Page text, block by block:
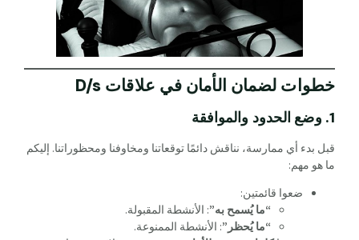
خطوات لضمان الأمان في علاقات D/s
1. وضع الحدود والموافقة
قبل بدء أي ممارسة، نناقش دائمًا توقعاتنا ومخاوفنا ومحظوراتنا. إليكم
ما هو مهم:
ضعوا قائمتين:
“ما يُسمح به”: الأنشطة المقبولة.
“ما يُحظر”: الأنشطة الممنوعة.